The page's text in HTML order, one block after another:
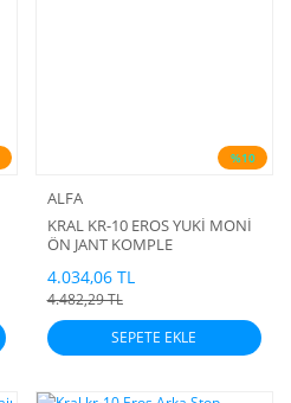
%10
ALFA
KRAL KR-10 EROS YUKİ MONİ
ÖN JANT KOMPLE
4.034,06 TL
4.482,29 TL
SEPETE EKLE